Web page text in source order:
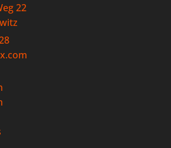
22